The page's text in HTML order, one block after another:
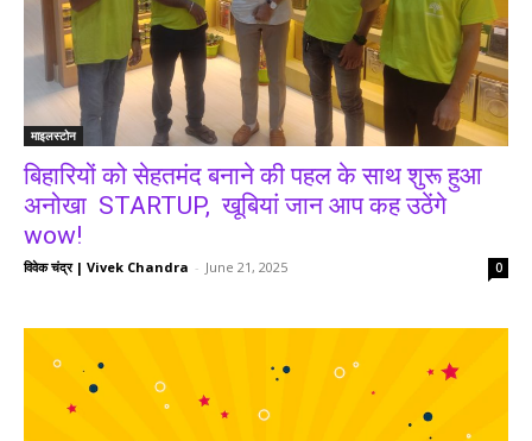
माइलस्टोन
बिहारियों को सेहतमंद बनाने की पहल के साथ शुरू हुआ
अनोखा STARTUP, खूबियां जान आप कह उठेंगे
wow!
विवेक चंद्र | Vivek Chandra - June 21, 2025 0